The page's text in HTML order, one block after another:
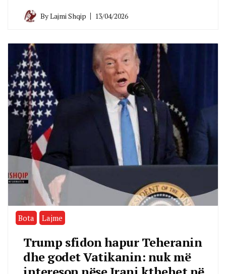
ByLajmi Shqip 13/04/2026
Bota Lajme
Trump sfidon hapur Teheranin
dhe godet Vatikanin: nuk më